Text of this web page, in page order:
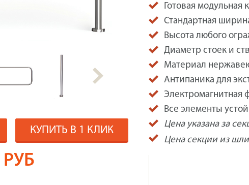
КУПИТЬ В 1 КЛИК
РУБ
Готовая модульная
Стандартная
Высота любого
Диаметр стоек и
Материал
Антипаника для
Электромагнитная
Все элементы
Цена указана за
Цена секции из